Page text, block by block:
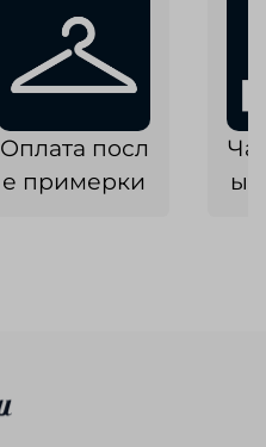
Оплата посл
е примерки